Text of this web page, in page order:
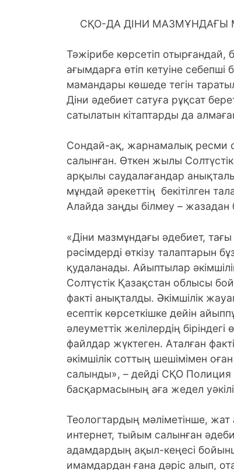
СҚО-ДА ДІНИ МАЗМҰНДАҒЫ
Тәжірибе көрсетіп отырғандай,
ағымдарға өтіп кетуіне
мамандары көшеде тегін
Діни әдебиет сатуға рұқсат
сатылатын кітаптарды да
Сондай-ақ, жарнамалық ресми
салынған. Өткен жылы
арқылы саудалағандар
мұндай әрекеттің бекітілген
Алайда заңды білмеу – жазадан
«Діни мазмұндағы әдебиет, тағы
рәсімдерді өткізу талаптарын
қудаланады. Айыптылар
Солтүстік Қазақстан облысы
факті анықталды. Әкімшілік
есептік көрсеткішке дейін
әлеуметтік желілердің
файлдар жүктеген. Аталған
әкімшілік соттың шешімімен
салынды», – дейді СҚО Полиция
басқармасының аға жедел
Теологтардың мәліметінше, жат
интернет, тыйым салынған
адамдардың ақыл-кеңесі
имамдардан ғана дәріс алып,